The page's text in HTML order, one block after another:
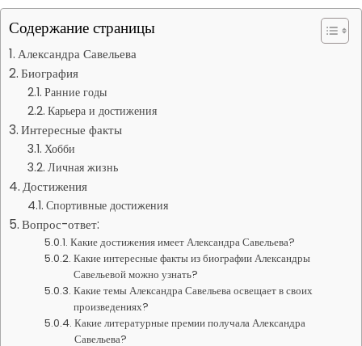
Содержание страницы
Александра Савельева
Биография
Ранние годы
Карьера и достижения
Интересные факты
Хобби
Личная жизнь
Достижения
Спортивные достижения
Вопрос-ответ:
Какие достижения имеет Александра Савельева?
Какие интересные факты из биографии Александры
Савельевой можно узнать?
Какие темы Александра Савельева освещает в своих
произведениях?
Какие литературные премии получала Александра
Савельева?